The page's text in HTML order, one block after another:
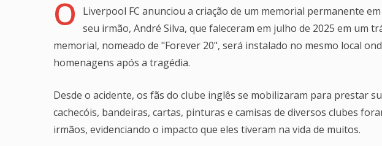
O
Liverpool FC anunciou a criação de um memorial permanente
seu irmão, André Silva, que faleceram em julho de 2025 em um
memorial, nomeado de "Forever 20", será instalado no mesmo local
homenagens após a tragédia.
Desde o acidente, os fãs do clube inglês se mobilizaram para prestar
cachecóis, bandeiras, cartas, pinturas e camisas de diversos clubes
irmãos, evidenciando o impacto que eles tiveram na vida de muitos.